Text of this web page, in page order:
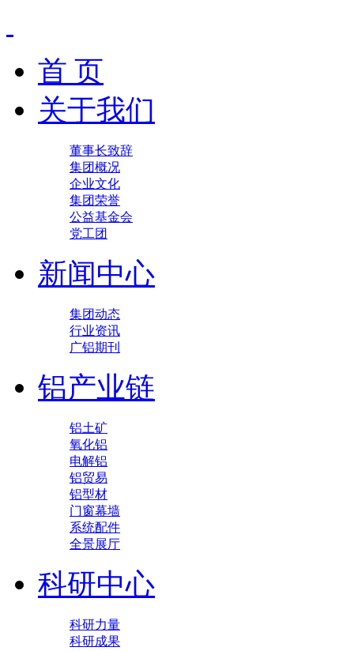
首 页
关于我们
董事长致辞
集团概况
企业文化
集团荣誉
公益基金会
党工团
新闻中心
集团动态
行业资讯
广铝期刊
铝产业链
铝土矿
氧化铝
电解铝
铝贸易
铝型材
门窗幕墙
系统配件
全景展厅
科研中心
科研力量
科研成果